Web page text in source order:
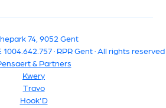
74, 9052 Gent
· RPR Gent · All rights reserved
& Partners
Kwery
Travo
Hook'D